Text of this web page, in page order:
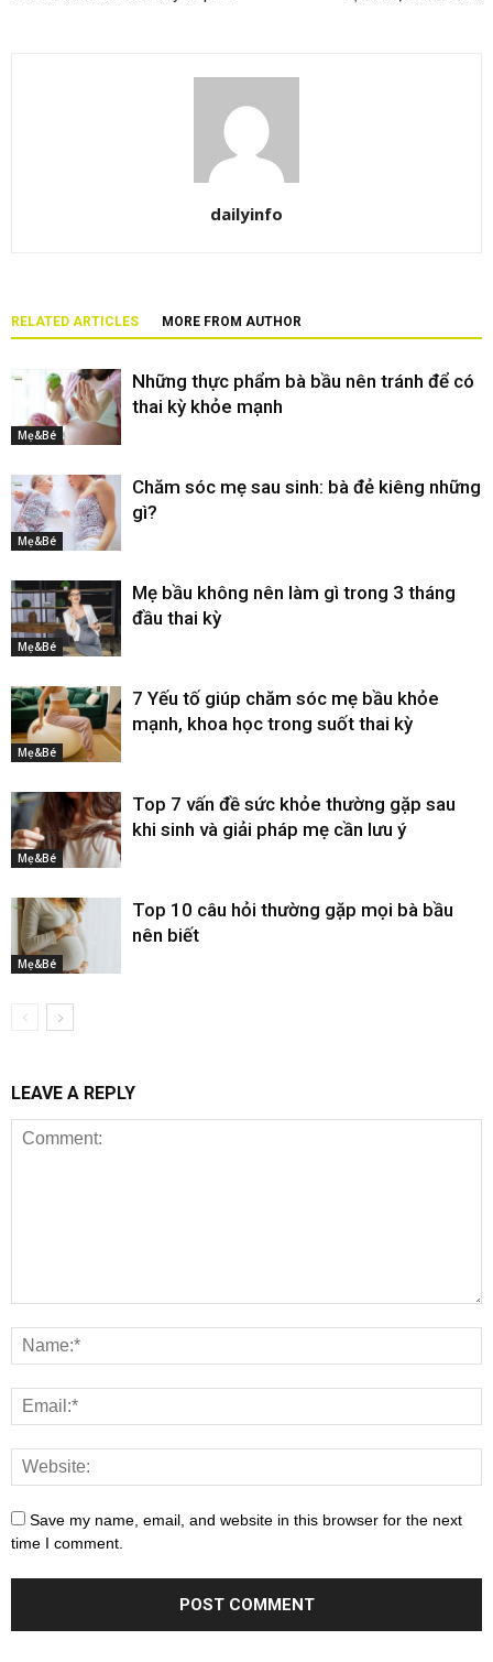
dailyinfo
RELATED ARTICLES MORE FROM AUTHOR
Mẹ&Bé
Những thực phẩm bà bầu nên tránh để có
thai kỳ khỏe mạnh
Mẹ&Bé
Chăm sóc mẹ sau sinh: bà đẻ kiêng những
gì?
Mẹ&Bé
Mẹ bầu không nên làm gì trong 3 tháng
đầu thai kỳ
Mẹ&Bé
7 Yếu tố giúp chăm sóc mẹ bầu khỏe
mạnh, khoa học trong suốt thai kỳ
Mẹ&Bé
Top 7 vấn đề sức khỏe thường gặp sau
khi sinh và giải pháp mẹ cần lưu ý
Mẹ&Bé
Top 10 câu hỏi thường gặp mọi bà bầu
nên biết
LEAVE A REPLY
Save my name, email, and website in this browser for the next
time I comment.